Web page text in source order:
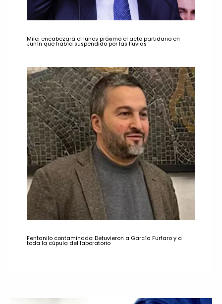
Milei encabezará el lunes próximo el acto partidario en
Junín que había suspendido por las lluvias
Fentanilo contaminado: Detuvieron a García Furfaro y a
toda la cúpula del laboratorio